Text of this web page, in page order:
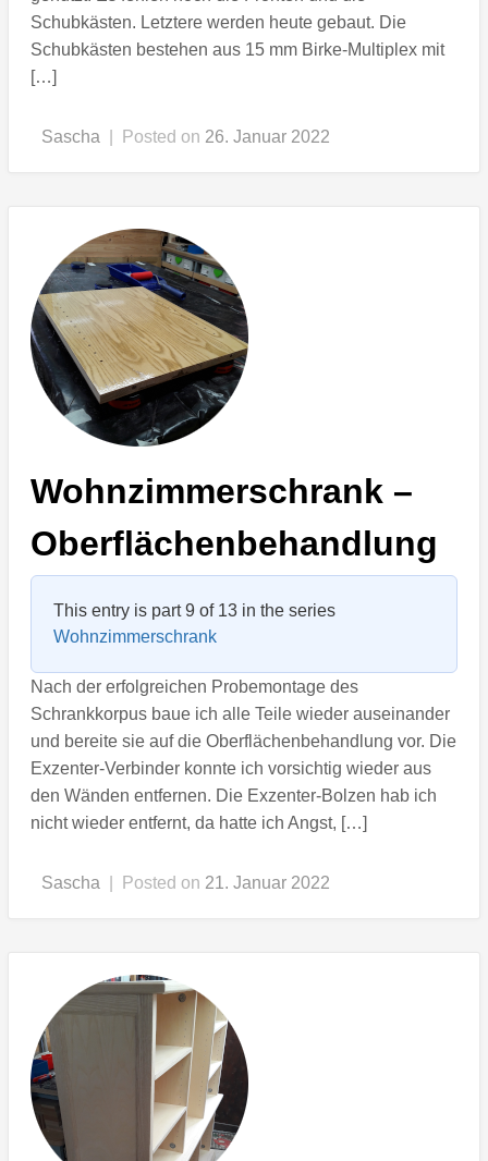
Schubkästen. Letztere werden heute gebaut. Die
Schubkästen bestehen aus 15 mm Birke-Multiplex mit
[…]
Sascha Posted on 26. Januar 2022
Wohnzimmerschrank –
Oberflächenbehandlung
This entry is part 9 of 13 in the series
Wohnzimmerschrank
Nach der erfolgreichen Probemontage des
Schrankkorpus baue ich alle Teile wieder auseinander
und bereite sie auf die Oberflächenbehandlung vor. Die
Exzenter-Verbinder konnte ich vorsichtig wieder aus
den Wänden entfernen. Die Exzenter-Bolzen hab ich
nicht wieder entfernt, da hatte ich Angst, […]
Sascha Posted on 21. Januar 2022